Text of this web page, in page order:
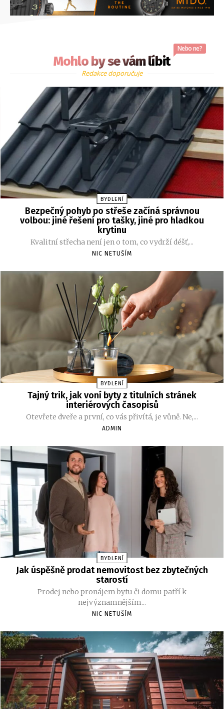
Mohlo by se vám líbit
Nebo ne?
Redakce doporučuje
BYDLENÍ
Bezpečný pohyb po střeše začíná správnou
volbou: jiné řešení pro tašky, jiné pro hladkou
krytinu
Kvalitní střecha není jen o tom, co vydrží déšť,...
NIC NETUŠÍM
BYDLENÍ
Tajný trik, jak voní byty z titulních stránek
interiérových časopisů
Otevřete dveře a první, co vás přivítá, je vůně. Ne,...
ADMIN
BYDLENÍ
Jak úspěšně prodat nemovitost bez zbytečných
starostí
Prodej nebo pronájem bytu či domu patří k
nejvýznamnějším...
NIC NETUŠÍM